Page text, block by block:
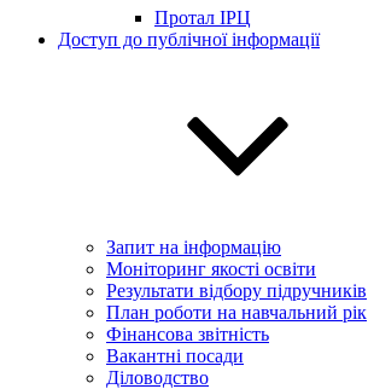
Протал ІРЦ
Доступ до публічної інформації
Запит на інформацію
Моніторинг якості освіти
Результати відбору підручників
План роботи на навчальний рік
Фінансова звітність
Вакантні посади
Діловодство